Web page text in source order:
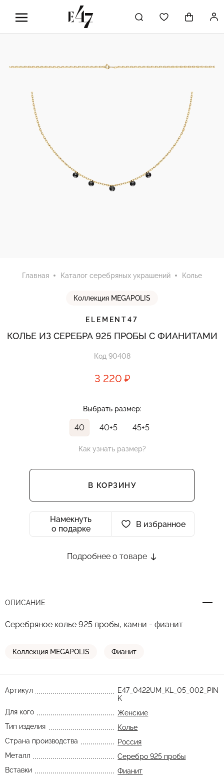
Главная Каталог серебряных украшений Колье
Коллекция MEGAPOLIS
ELEMENT47
КОЛЬЕ ИЗ СЕРЕБРА 925 ПРОБЫ С ФИАНИТАМИ
Код 90408
3 220 ₽
Выбрать размер:
40 40+5 45+5
Как узнать размер?
В КОРЗИНУ
Намекнуть
о подарке
В избранное
Подробнее о товаре
ОПИСАНИЕ
Серебряное колье 925 пробы, камни - фианит
Коллекция MEGAPOLIS Фианит
Артикул
E47_0422UM_KL_05_002_PIN
K
Для кого
Женские
Тип изделия
Колье
Страна производства
Россия
Металл
Серебро 925 пробы
Вставки
Фианит